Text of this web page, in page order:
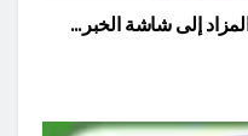
إلى شاشة الخبر…